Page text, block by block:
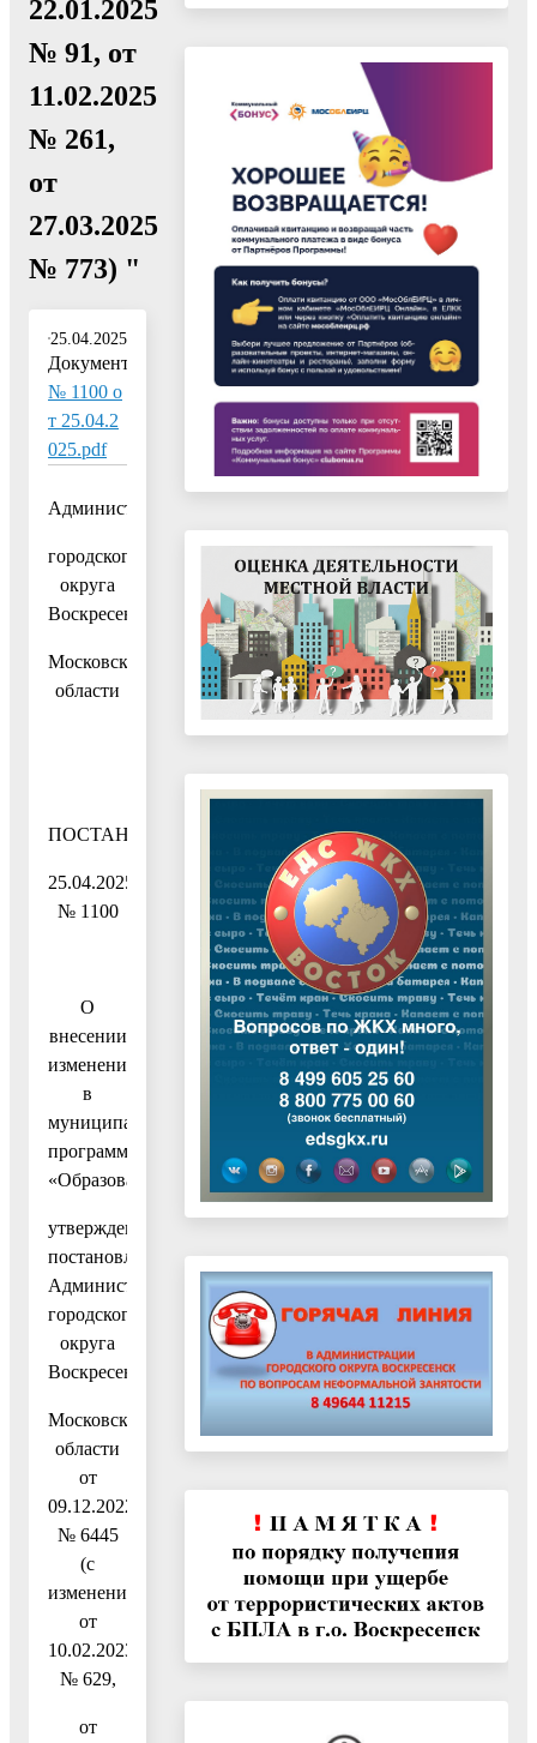
22.01.2025
№ 91, от
11.02.2025
№ 261,
от
27.03.2025
№ 773) "
25.04.2025
Документ:
№ 1100 о
т 25.04.2
025.pdf
Администрация
городского
округа
Воскресенск
Московской
области
ПОСТАНОВЛЕНИЕ
25.04.2025
№ 1100
О
внесении
изменений
в
муниципальную
программу
«Образование»,
утвержденную
постановлением
Администрации
городского
округа
Воскресенск
Московской
области
от
09.12.2022
№ 6445
(с
изменениями
от
10.02.2023
№ 629,
от